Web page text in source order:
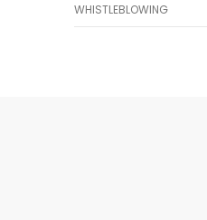
WHISTLEBLOWING